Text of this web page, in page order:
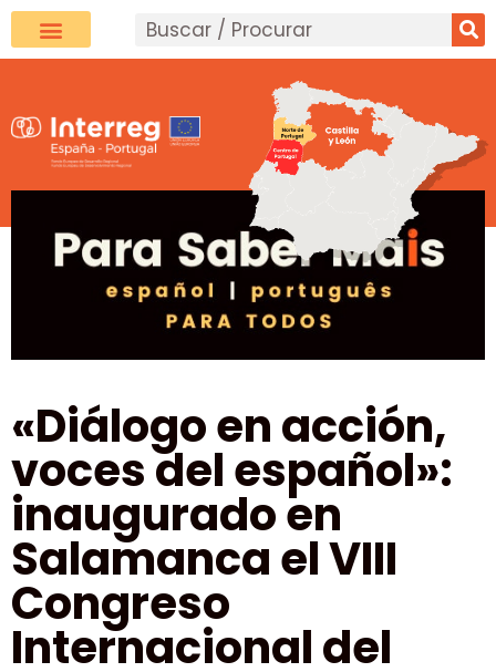
«Diálogo en acción,
voces del español»:
inaugurado en
Salamanca el VIII
Congreso
Internacional del